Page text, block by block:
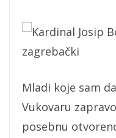
Kardinal Josip
zagrebački
Mladi koje sam
Vukovaru
posebnu